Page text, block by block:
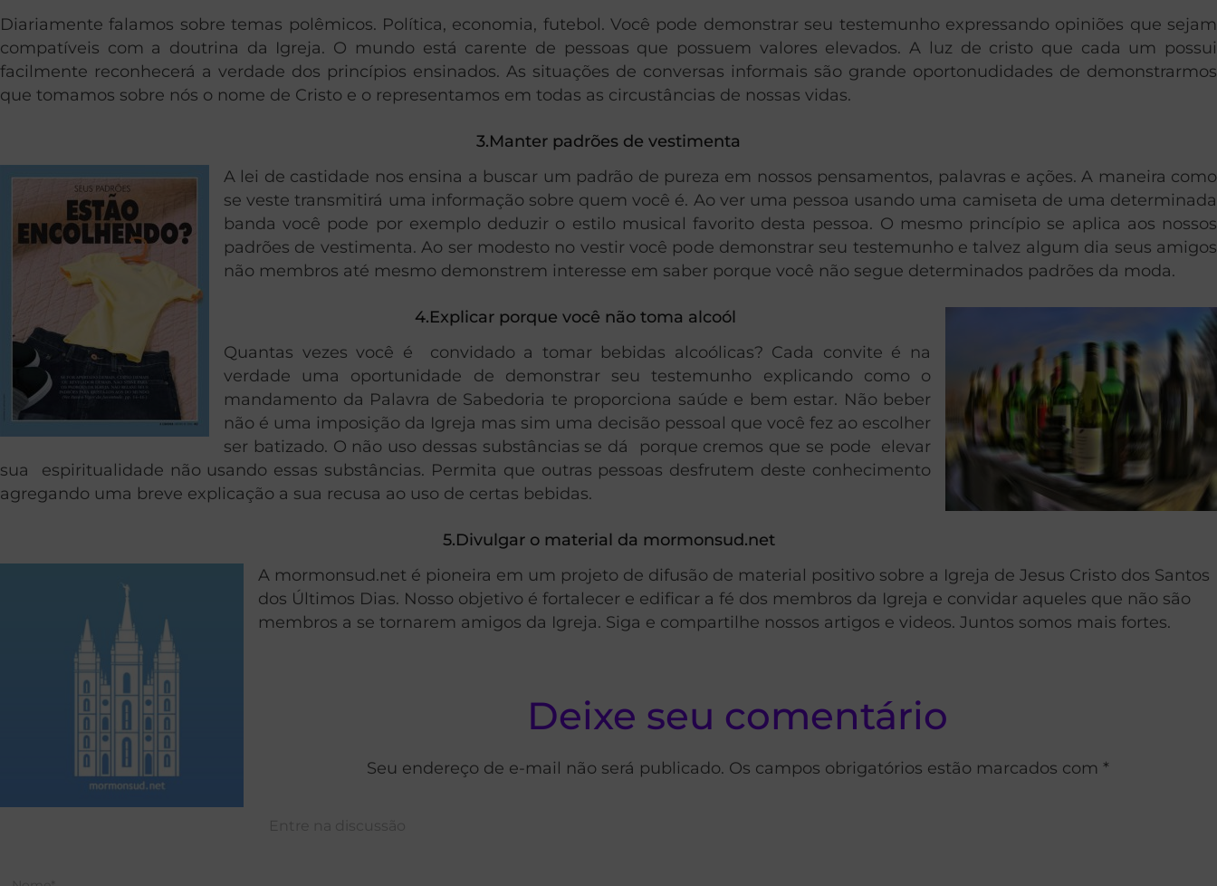
Diariamente falamos sobre temas polêmicos. Política, economia, futebol. Você pode demonstrar seu testemunho expressando opiniões que sejam
compatíveis com a doutrina da Igreja. O mundo está carente de pessoas que possuem valores elevados. A luz de cristo que cada um possui
facilmente reconhecerá a verdade dos princípios ensinados. As situações de conversas informais são grande oportonudidades de demonstrarmos
que tomamos sobre nós o nome de Cristo e o representamos em todas as circustâncias de nossas vidas.
3.Manter padrões de vestimenta
A lei de castidade nos ensina a buscar um padrão de pureza em nossos pensamentos, palavras e ações. A maneira como
se veste transmitirá uma informação sobre quem você é. Ao ver uma pessoa usando uma camiseta de uma determinada
banda você pode por exemplo deduzir o estilo musical favorito desta pessoa. O mesmo princípio se aplica aos nossos
padrões de vestimenta. Ao ser modesto no vestir você pode demonstrar seu testemunho e talvez algum dia seus amigos
não membros até mesmo demonstrem interesse em saber porque você não segue determinados padrões da moda.
4.Explicar porque você não toma alcoól
Quantas vezes você é convidado a tomar bebidas alcoólicas? Cada convite é na
verdade uma oportunidade de demonstrar seu testemunho explicando como o
mandamento da Palavra de Sabedoria te proporciona saúde e bem estar. Não beber
não é uma imposição da Igreja mas sim uma decisão pessoal que você fez ao escolher
ser batizado. O não uso dessas substâncias se dá porque cremos que se pode elevar
sua espiritualidade não usando essas substâncias. Permita que outras pessoas desfrutem deste conhecimento
agregando uma breve explicação a sua recusa ao uso de certas bebidas.
5.Divulgar o material da mormonsud.net
A mormonsud.net é pioneira em um projeto de difusão de material positivo sobre a Igreja de Jesus Cristo dos Santos
dos Últimos Dias. Nosso objetivo é fortalecer e edificar a fé dos membros da Igreja e convidar aqueles que não são
membros a se tornarem amigos da Igreja. Siga e compartilhe nossos artigos e videos. Juntos somos mais fortes.
Deixe seu comentário
Seu endereço de e-mail não será publicado. Os campos obrigatórios estão marcados com *